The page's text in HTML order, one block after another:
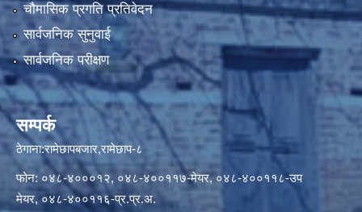
चौमासिक प्रगति प्रतिवेदन
सार्वजनिक सुनुवाई
सार्वजनिक परीक्षण
सम्पर्क
ठेगाना:रामेछापबजार,रामेछाप-८
फोन: ०४८-४०००१२, ०४८-४००११७-मेयर, ०४८-४००११८-उप
मेयर, ०४८-४००११६-प्र.प्र.अ.